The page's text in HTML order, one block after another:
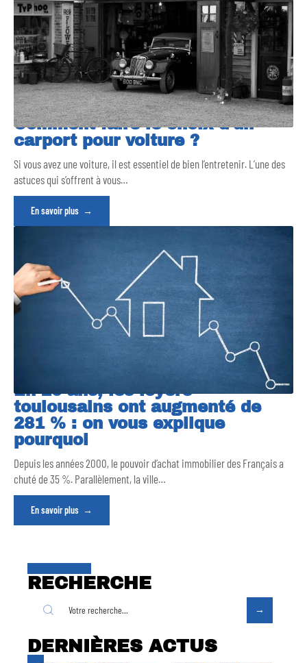
Comment faire le choix d’un
carport pour voiture ?
Si vous avez une voiture, il est essentiel de bien l’entretenir. L’une des
astuces qui s’offrent à vous…
En savoir plus
En 20 ans, les loyers
toulousains ont augmenté de
281 % : on vous explique
pourquoi
Depuis les années 2000, le pouvoir d’achat immobilier des Français a
chuté de 35 %. Parallèlement, la ville…
En savoir plus
RECHERCHE
DERNIÈRES ACTUS